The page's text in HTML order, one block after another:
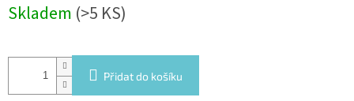
cena:
Skladem (>5 KS)
Přidat do košíku